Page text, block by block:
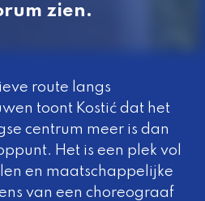
zien.
route langs
toont Kostić dat het
centrum meer is dan
Het is een plek vol
en maatschappelijke
van een choreograaf